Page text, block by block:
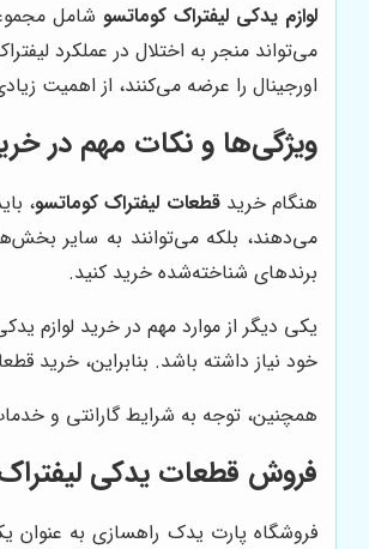
لوازم یدکی لیفتراک کوماتسو شامل
می‌تواند منجر به اختلال در عملکرد
اورجینال را عرضه می‌کنند، از اهمیت
ویژگی‌ها و نکات مهم در
هنگام خرید قطعات لیفتراک کوماتسو،
می‌دهند، بلکه می‌توانند به سایر
برندهای شناخته‌شده خرید کنید.
یکی دیگر از موارد مهم در خرید
خود نیاز داشته باشد. بنابراین،
همچنین، توجه به شرایط گارانتی و
فروش قطعات یدکی
فروشگاه پارت یدک راهسازی به عنوان